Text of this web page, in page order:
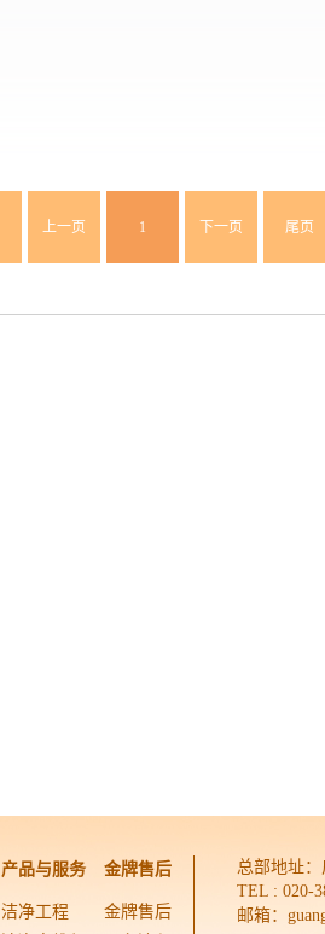
上一页 1 下一页 尾页
产品与服务
洁净工程
金牌售后
金牌售后
总部地址：
TEL : 020-
邮箱：